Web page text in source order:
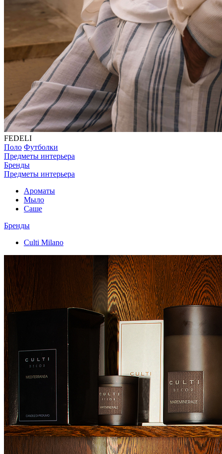
FEDELI
Поло Футболки
Предметы интерьера
Бренды
Предметы интерьера
Ароматы
Мыло
Саше
Бренды
Culti Milano